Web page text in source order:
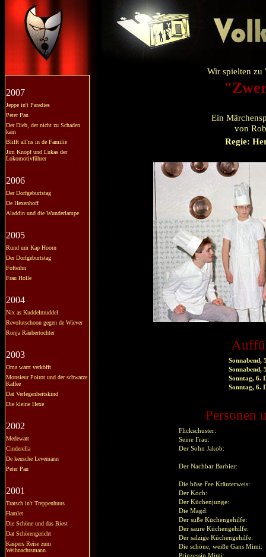
2007
Jeppe in't Paradies
Peter Pan
Der Dieb, der nicht zu Schaden
kam
Blifft all'ns in de Familie
Jim Knopf und Lukas der
Lokomotivführer
2006
Der Dorfgeburtstag
De Hexenhoff
Aladdin und die Wunderlampe
2005
Rund um Kap Hoorn
Der Dorfgeburtstag
Fofteihn
Frau Holle
2004
Nix as Kuddelmuddel
Revolutschoon gegen de Wiever
Ronja Räubertochter
2003
Oma warrt verköfft
Monsieur Poirot und der schwarze
Kaffee
Dat Verlegenheitskind
Die kleine Hexe
2002
Medewatt
Cinderella
De keusche Levemann
Peter Pan
2001
Tratsch in't Treppenhuus
Hamlet
Die Schöne und das Biest
Dat Schörengericht
Kaspers Reise zum
Weihnachtsmann
Wir spielten zu
Ein
von
Regie:
Sonnabend,
Sonnabend,
Sonntag, 6.
Sonntag, 6.
Personen
Flickschuster:
Seine Frau:
Der Sohn Jakob:
Der Nachbar Barbier:
Die böse Fee Kräuterweis:
Der Koch:
Der Küchenjunge:
Die Magd:
Der süße Küchengehilfe:
Der saure Küchengehilfe:
Der salzige Küchengehilfe:
Die schöne, weiße Gans
Prinzessin Mimi: